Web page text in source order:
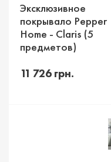
Эксклюзивное
покрывало Pepper
Home - Claris (5
предметов)
11 726 грн.